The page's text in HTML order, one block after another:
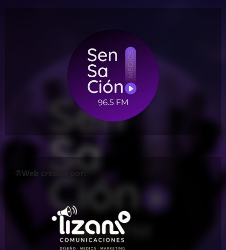
®Web creada por: